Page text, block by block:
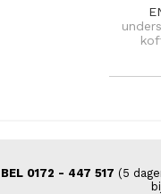
BEL 0172 - 447 517 (5